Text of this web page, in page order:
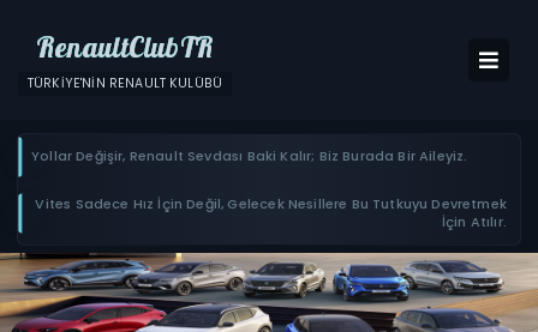
RenaultClubTR
TÜRKIYE'NIN RENAULT KULÜBÜ
Yollar Değişir, Renault Sevdası Baki Kalır; Biz Burada Bir Aileyiz.
Vites Sadece Hız İçin Değil, Gelecek Nesillere Bu Tutkuyu Devretmek
İçin Atılır.